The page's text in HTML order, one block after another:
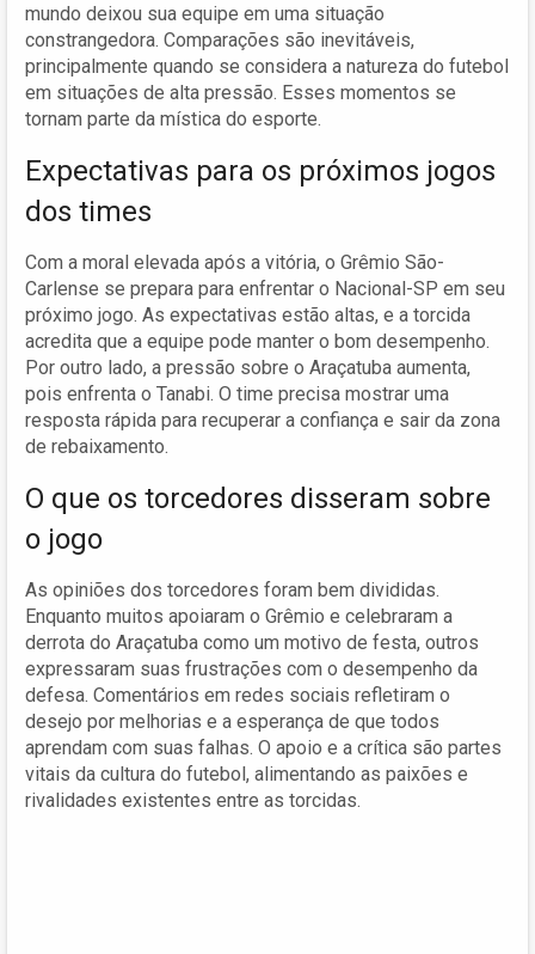
mundo deixou sua equipe em uma situação
constrangedora. Comparações são inevitáveis,
principalmente quando se considera a natureza do futebol
em situações de alta pressão. Esses momentos se
tornam parte da mística do esporte.
Expectativas para os próximos jogos
dos times
Com a moral elevada após a vitória, o Grêmio São-
Carlense se prepara para enfrentar o Nacional-SP em seu
próximo jogo. As expectativas estão altas, e a torcida
acredita que a equipe pode manter o bom desempenho.
Por outro lado, a pressão sobre o Araçatuba aumenta,
pois enfrenta o Tanabi. O time precisa mostrar uma
resposta rápida para recuperar a confiança e sair da zona
de rebaixamento.
O que os torcedores disseram sobre
o jogo
As opiniões dos torcedores foram bem divididas.
Enquanto muitos apoiaram o Grêmio e celebraram a
derrota do Araçatuba como um motivo de festa, outros
expressaram suas frustrações com o desempenho da
defesa. Comentários em redes sociais refletiram o
desejo por melhorias e a esperança de que todos
aprendam com suas falhas. O apoio e a crítica são partes
vitais da cultura do futebol, alimentando as paixões e
rivalidades existentes entre as torcidas.